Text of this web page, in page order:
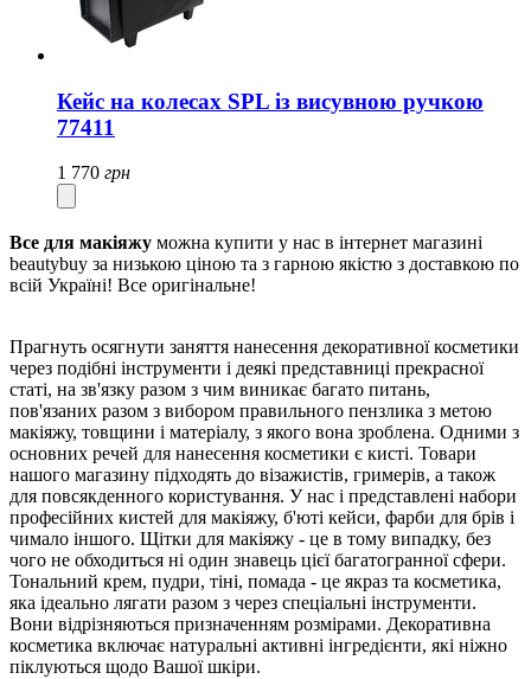
Кейс на колесах SPL із висувною ручкою
77411
1 770 грн
Все для макіяжу можна купити у нас в інтернет магазині
beautybuy за низькою ціною та з гарною якістю з доставкою по
всій Україні! Все оригінальне!
Прагнуть осягнути заняття нанесення декоративної косметики
через подібні інструменти і деякі представниці прекрасної
статі, на зв'язку разом з чим виникає багато питань,
пов'язаних разом з вибором правильного пензлика з метою
макіяжу, товщини і матеріалу, з якого вона зроблена. Одними з
основних речей для нанесення косметики є кисті. Товари
нашого магазину підходять до візажистів, гримерів, а також
для повсякденного користування. У нас і представлені набори
професійних кистей для макіяжу, б'юті кейси, фарби для брів і
чимало іншого. Щітки для макіяжу - це в тому випадку, без
чого не обходиться ні один знавець цієї багатогранної сфери.
Тональний крем, пудри, тіні, помада - це якраз та косметика,
яка ідеально лягати разом з через спеціальні інструменти.
Вони відрізняються призначенням розмірами. Декоративна
косметика включає натуральні активні інгредієнти, які ніжно
піклуються щодо Вашої шкіри.